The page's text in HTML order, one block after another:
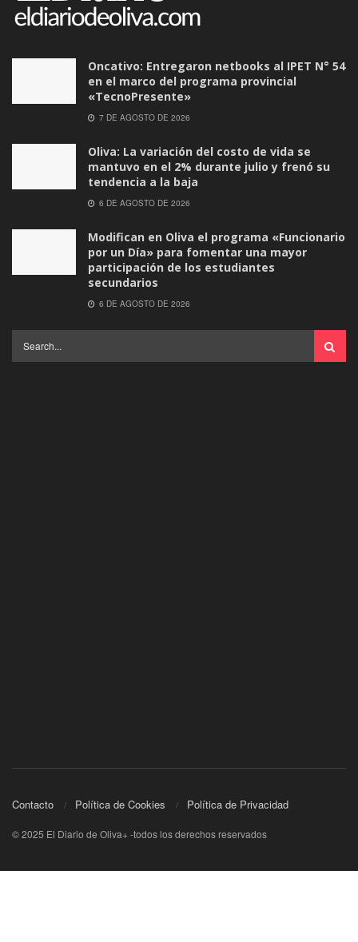
Oncativo: Entregaron netbooks al IPET N° 54
en el marco del programa provincial
«TecnoPresente»
7 DE AGOSTO DE 2026
Oliva: La variación del costo de vida se
mantuvo en el 2% durante julio y frenó su
tendencia a la baja
6 DE AGOSTO DE 2026
Modifican en Oliva el programa «Funcionario
por un Día» para fomentar una mayor
participación de los estudiantes
secundarios
6 DE AGOSTO DE 2026
Contacto Política de Cookies Política de Privacidad
© 2025 El Diario de Oliva+ -todos los derechos reservados